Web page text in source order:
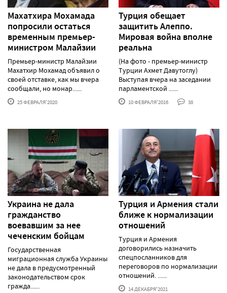
Махатхира Мохамада
попросили остаться
временным премьер-
министром Малайзии
Премьер-министр Малайзии
Махатхир Мохамад объявил о
своей отставке, как мы вчера
сообщали, но монар......
25 ФЕВРАЛЯ'2020
Турция обещает
защитить Алеппо.
Мировая война вполне
реальна
(На фото - премьер-министр
Турции Ахмет Давутоглу)
Выступая вчера на заседании
парламентской ......
10 ФЕВРАЛЯ'2016 38
Украина не дала
гражданство
воевавшим за нее
чеченским бойцам
Государственная
миграционная служба Украины
не дала в предусмотренный
законодательством срок
гражда......
Турция и Армения стали
ближе к нормализации
отношений
Турция и Армения
договорились назначить
спецпосланников для
переговоров по нормализации
отношений. ......
14 ДЕКАБРЯ'2021